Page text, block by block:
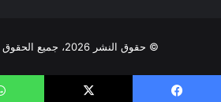
© حقوق النشر 2026، جميع الحقوق محفوظة |